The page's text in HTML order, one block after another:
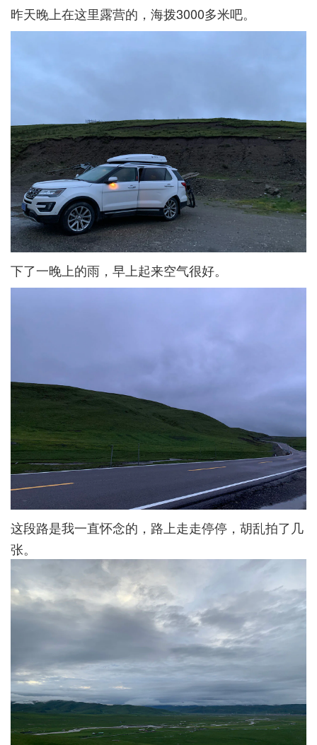
昨天晚上在这里露营的，海拨3000多米吧。
下了一晚上的雨，早上起来空气很好。
这段路是我一直怀念的，路上走走停停，胡乱拍了几
张。